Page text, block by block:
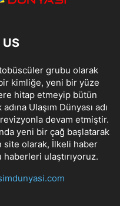
grubu olarak
kimliğe, yeni bir yüze
hitap etmeyip bütün
Ulaşım Dünyası adı
revizyonla devam etmiştir.
yeni bir çağ başlatarak
site olarak, İlkeli haber
haberleri ulaştırıyoruz.